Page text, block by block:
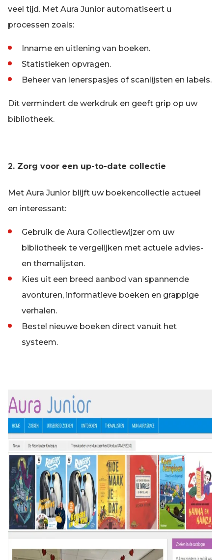
veel tijd. Met Aura Junior automatiseert u
processen zoals:
Inname en uitlening van boeken.
Statistieken opvragen.
Beheer van lenerspasjes of scanlijsten en labels.
Dit vermindert de werkdruk en geeft grip op uw
bibliotheek.
2. Zorg voor een up-to-date collectie
Met Aura Junior blijft uw boekencollectie actueel
en interessant:
Gebruik de Aura Collectiewijzer om uw
bibliotheek te vergelijken met actuele advies-
en themalijsten.
Kies uit een breed aanbod van spannende
avonturen, informatieve boeken en grappige
verhalen.
Bestel nieuwe boeken direct vanuit het
systeem.